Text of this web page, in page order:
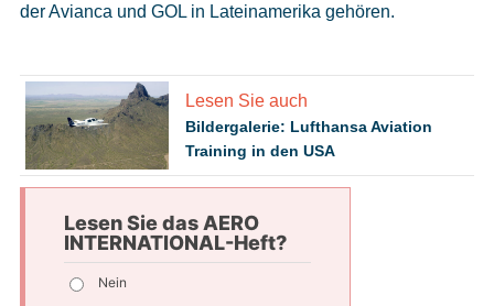
der Avianca und GOL in Lateinamerika gehören.
Lesen Sie auch
Bildergalerie: Lufthansa Aviation
Training in den USA
Lesen Sie das AERO
INTERNATIONAL-Heft?
Nein